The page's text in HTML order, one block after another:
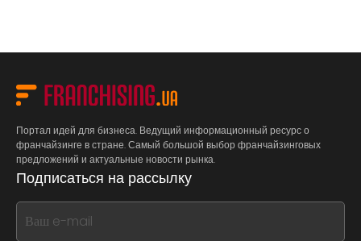
Портал идей для бизнеса. Ведущий информационный ресурс о
франчайзинге в стране. Самый большой выбор франчайзинговых
предложений и актуальные новости рынка.
Подписаться на рассылку
If
you